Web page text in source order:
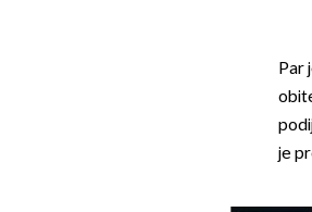
Par
je